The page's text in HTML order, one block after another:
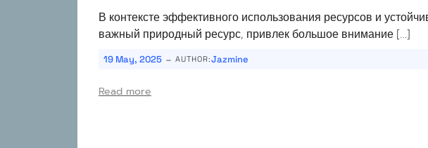
В контексте эффективного использования ресурсов и
важный природный ресурс, привлек большое внимание […]
19 May, 2025 - AUTHOR:Jazmine
Read more